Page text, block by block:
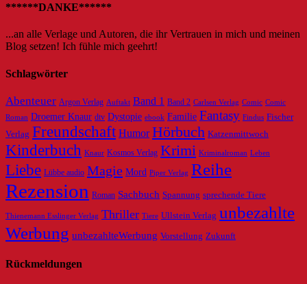
******DANKE******
...an alle Verlage und Autoren, die ihr Vertrauen in mich und meinen
Blog setzen! Ich fühle mich geehrt!
Schlagwörter
Abenteuer Argon Verlag Auftakt Band 1 Band 2 Carlsen Verlag Comic Comic
Roman Droemer Knaur dtv Dystopie ebook Familie Fantasy Findus Fischer
Verlag Freundschaft Humor Hörbuch Katzenmittwoch
Kinderbuch Knaur Kosmos Verlag Krimi Kriminalroman Leben
Liebe Lübbe audio Magie Mord Piper Verlag Reihe
Rezension Roman Sachbuch Spannung sprechende Tiere
Thienemann Esslinger Verlag Thriller Tiere Ullstein Verlag unbezahlte
Werbung unbezahlteWerbung Vorstellung Zukunft
Rückmeldungen